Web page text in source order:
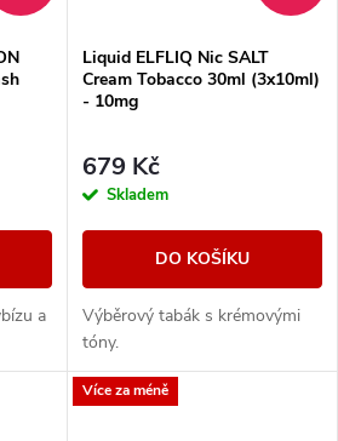
a
Liquid ELFLIQ Nic SALT
Cream Tobacco 30ml (3x10ml)
- 10mg
679 Kč
Skladem
DO KOŠÍKU
Výběrový tabák s krémovými
tóny.
Více za méně